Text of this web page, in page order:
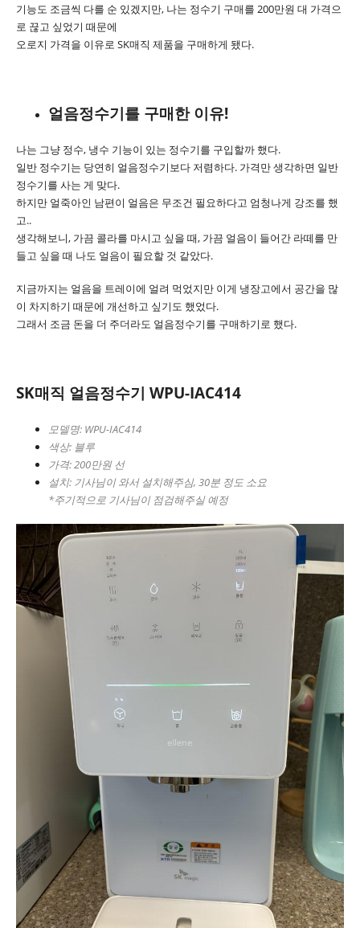
기능도 조금씩 다를 순 있겠지만, 나는 정수기 구매를 200만원 대 가격으
로 끊고 싶었기 때문에
오로지 가격을 이유로 SK매직 제품을 구매하게 됐다.
얼음정수기를 구매한 이유!
나는 그냥 정수, 냉수 기능이 있는 정수기를 구입할까 했다.
일반 정수기는 당연히 얼음정수기보다 저렴하다. 가격만 생각하면 일반
정수기를 사는 게 맞다.
하지만 얼죽아인 남편이 얼음은 무조건 필요하다고 엄청나게 강조를 했
고..
생각해보니, 가끔 콜라를 마시고 싶을 때, 가끔 얼음이 들어간 라떼를 만
들고 싶을 때 나도 얼음이 필요할 것 같았다.
지금까지는 얼음을 트레이에 얼려 먹었지만 이게 냉장고에서 공간을 많
이 차지하기 때문에 개선하고 싶기도 했었다.
그래서 조금 돈을 더 주더라도 얼음정수기를 구매하기로 했다.
SK매직 얼음정수기 WPU-IAC414
모델명: WPU-IAC414
색상: 블루
가격: 200만원 선
설치: 기사님이 와서 설치해주심, 30분 정도 소요
*주기적으로 기사님이 점검해주실 예정